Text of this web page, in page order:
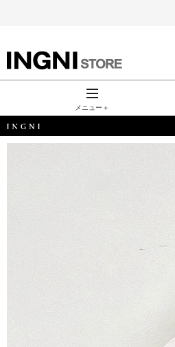
INGNI（イン
グ）公式通
販｜INGNI
メニュー＋